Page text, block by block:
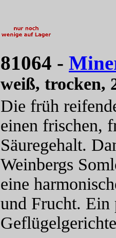
81064 -
weiß, trocken,
Die früh
einen frischen,
Säuregehalt.
Weinbergs
eine
und Frucht. Ein